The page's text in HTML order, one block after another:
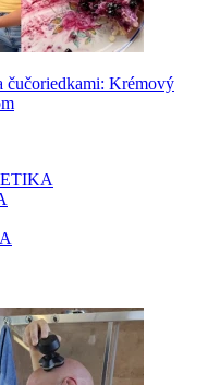
čučoriedkami: Krémový